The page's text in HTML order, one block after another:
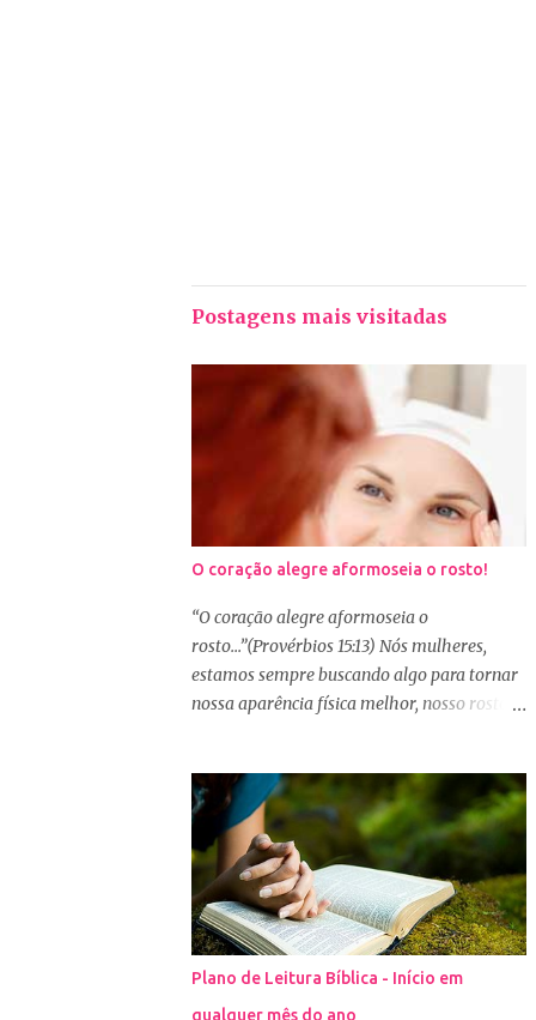
Postagens mais visitadas
O coração alegre aformoseia o rosto!
“O coração alegre aformoseia o
rosto...”(Provérbios 15:13) Nós mulheres,
estamos sempre buscando algo para tornar
nossa aparência física melhor, nosso rosto
cosméticos e produtos de beleza. No Youtube
por exemplo, os canais com mais seguidores
são das blogueiras que dão dicas de beleza,
ensinam a se maquiar e testam produtos.
Não é errado gostar de se cuidar e buscar
conhecimento de como ficar mais bonita e
atraente. Eu também gosto de maquiagem e
dicas de beleza, no entanto, precisamos
Plano de Leitura Bíblica - Início em
qualquer mês do ano